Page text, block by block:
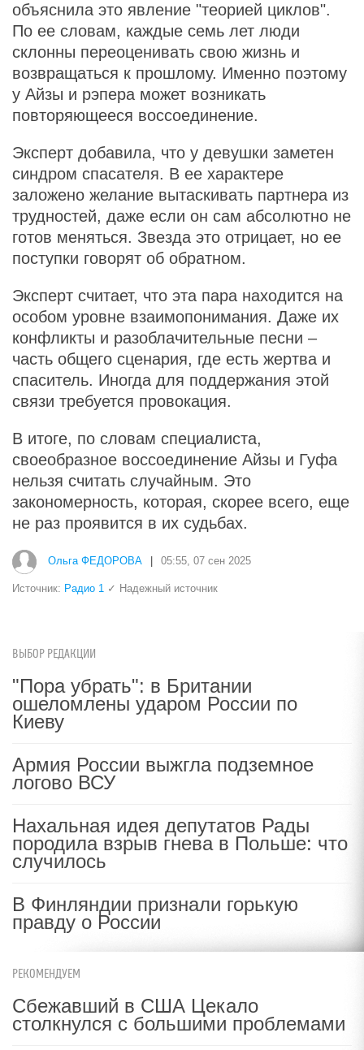
объяснила это явление "теорией циклов".
По ее словам, каждые семь лет люди
склонны переоценивать свою жизнь и
возвращаться к прошлому. Именно поэтому
у Айзы и рэпера может возникать
повторяющееся воссоединение.
Эксперт добавила, что у девушки заметен
синдром спасателя. В ее характере
заложено желание вытаскивать партнера из
трудностей, даже если он сам абсолютно не
готов меняться. Звезда это отрицает, но ее
поступки говорят об обратном.
Эксперт считает, что эта пара находится на
особом уровне взаимопонимания. Даже их
конфликты и разоблачительные песни –
часть общего сценария, где есть жертва и
спаситель. Иногда для поддержания этой
связи требуется провокация.
В итоге, по словам специалиста,
своеобразное воссоединение Айзы и Гуфа
нельзя считать случайным. Это
закономерность, которая, скорее всего, еще
не раз проявится в их судьбах.
Ольга ФЕДОРОВА 05:55, 07 сен 2025
Источник: Радио 1 ✓ Надежный источник
ВЫБОР РЕДАКЦИИ
"Пора убрать": в Британии
ошеломлены ударом России по
Киеву
Армия России выжгла подземное
логово ВСУ
Нахальная идея депутатов Рады
породила взрыв гнева в Польше: что
случилось
В Финляндии признали горькую
правду о России
РЕКОМЕНДУЕМ
Сбежавший в США Цекало
столкнулся с большими проблемами